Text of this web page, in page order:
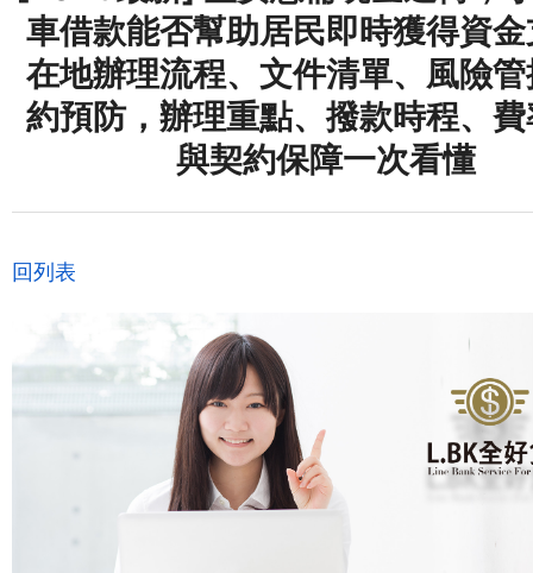
車借款能否幫助居民即時獲得資
在地辦理流程、文件清單、風險
約預防，辦理重點、撥款時程、
與契約保障一次看懂
回列表